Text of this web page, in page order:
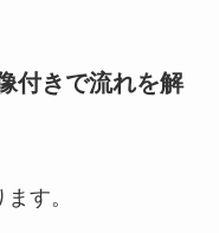
付きで流れを解
す。